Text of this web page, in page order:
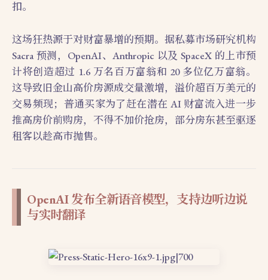
扣。
这场狂热源于对财富暴增的预期。据私募市场研究机构
Sacra 预测，OpenAI、Anthropic 以及 SpaceX 的上市预
计将创造超过 1.6 万名百万富翁和 20 多位亿万富翁。
这导致旧金山高价房源成交量激增，溢价超百万美元的
交易频现；普通买家为了赶在潜在 AI 财富流入进一步
推高房价前购房，不得不加价抢房，部分房东甚至驱逐
租客以趁高市抛售。
OpenAI 发布全新语音模型，支持边听边说
与实时翻译